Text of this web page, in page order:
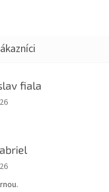
fiala
obchodu je 5 z 5 hvězdiček.
obchodu je 5 z 5 hvězdiček.